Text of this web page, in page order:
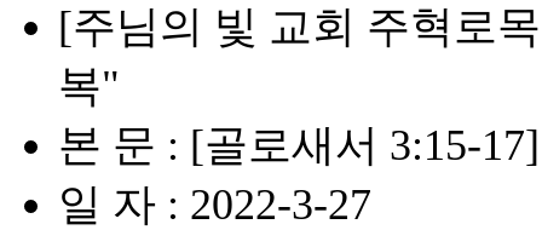
[주님의 빛 교회 주혁로
복"
본 문 : [골로새서 3:15-17]
일 자 : 2022-3-27